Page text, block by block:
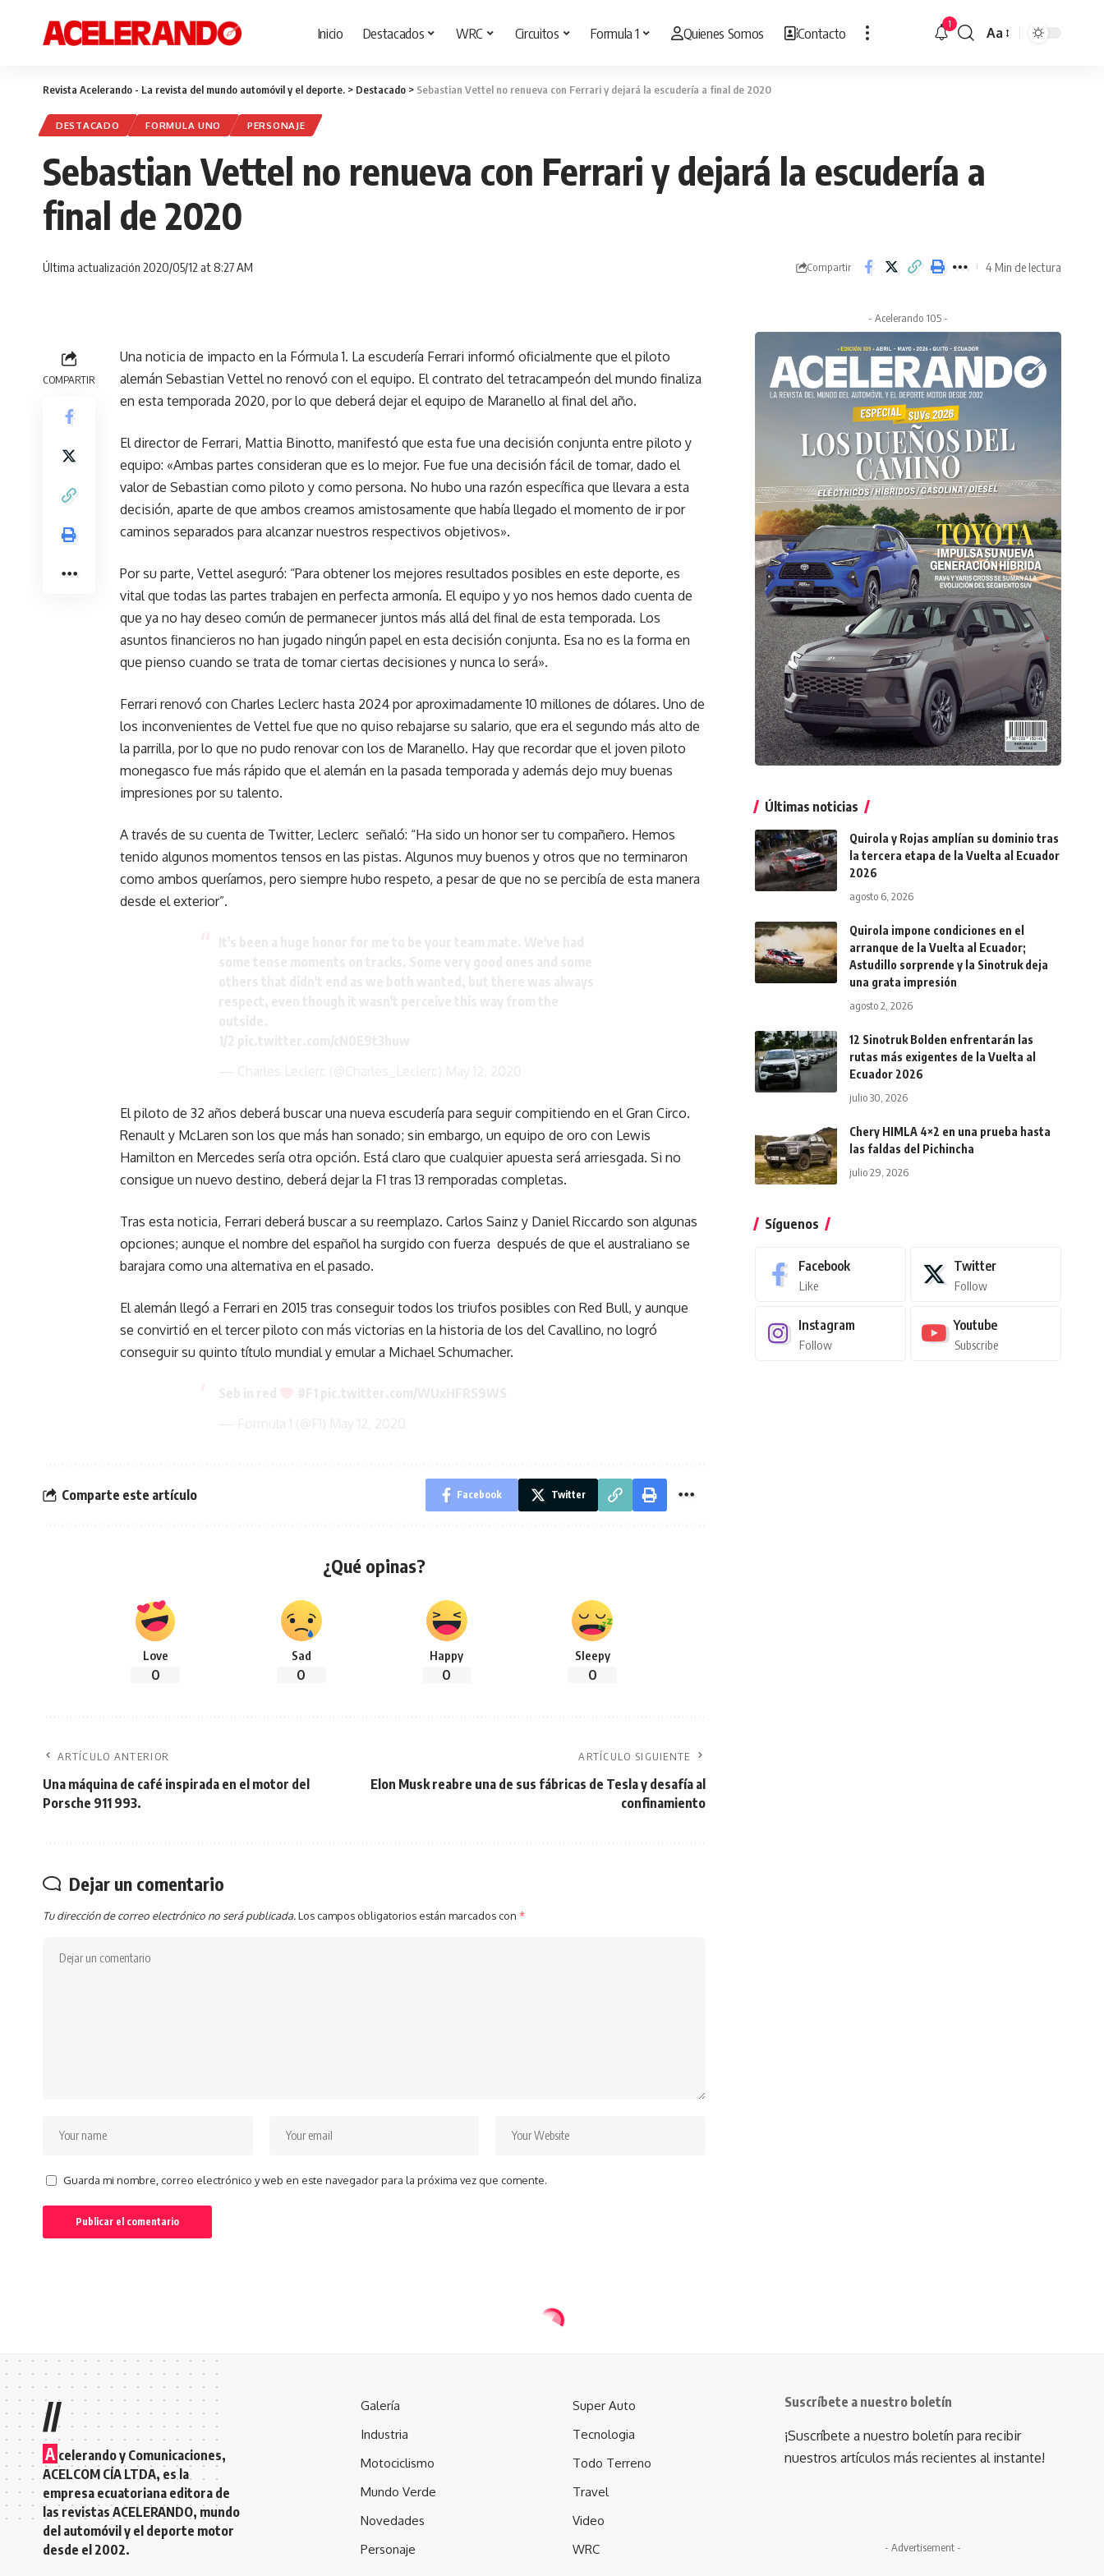
Inicio Destacados WRC Circuitos Formula 1 Quienes Somos Contacto 1
Cambiar
Aa
Revista Acelerando - La revista del mundo automóvil y el deporte. > Destacado > Sebastian Vettel no renueva con Ferrari y dejará la escudería a final de 2020
DESTACADO FORMULA UNO PERSONAJE
Sebastian Vettel no renueva con Ferrari y dejará la escudería a
final de 2020
Última actualización 2020/05/12 at 8:27 AM Compartir 4 Min de lectura
COMPARTIR
Una noticia de impacto en la Fórmula 1. La escudería Ferrari informó oficialmente que el piloto
alemán Sebastian Vettel no renovó con el equipo. El contrato del tetracampeón del mundo finaliza
en esta temporada 2020, por lo que deberá dejar el equipo de Maranello al final del año.
El director de Ferrari, Mattia Binotto, manifestó que esta fue una decisión conjunta entre piloto y
equipo: «Ambas partes consideran que es lo mejor. Fue fue una decisión fácil de tomar, dado el
valor de Sebastian como piloto y como persona. No hubo una razón específica que llevara a esta
decisión, aparte de que ambos creamos amistosamente que había llegado el momento de ir por
caminos separados para alcanzar nuestros respectivos objetivos».
Por su parte, Vettel aseguró: “Para obtener los mejores resultados posibles en este deporte, es
vital que todas las partes trabajen en perfecta armonía. El equipo y yo nos hemos dado cuenta de
que ya no hay deseo común de permanecer juntos más allá del final de esta temporada. Los
asuntos financieros no han jugado ningún papel en esta decisión conjunta. Esa no es la forma en
que pienso cuando se trata de tomar ciertas decisiones y nunca lo será».
Ferrari renovó con Charles Leclerc hasta 2024 por aproximadamente 10 millones de dólares. Uno de
los inconvenientes de Vettel fue que no quiso rebajarse su salario, que era el segundo más alto de
la parrilla, por lo que no pudo renovar con los de Maranello. Hay que recordar que el joven piloto
monegasco fue más rápido que el alemán en la pasada temporada y además dejo muy buenas
impresiones por su talento.
A través de su cuenta de Twitter, Leclerc señaló: “Ha sido un honor ser tu compañero. Hemos
tenido algunos momentos tensos en las pistas. Algunos muy buenos y otros que no terminaron
como ambos queríamos, pero siempre hubo respeto, a pesar de que no se percibía de esta manera
desde el exterior”.
El piloto de 32 años deberá buscar una nueva escudería para seguir compitiendo en el Gran Circo.
Renault y McLaren son los que más han sonado; sin embargo, un equipo de oro con Lewis
Hamilton en Mercedes sería otra opción. Está claro que cualquier apuesta será arriesgada. Si no
consigue un nuevo destino, deberá dejar la F1 tras 13 remporadas completas.
Tras esta noticia, Ferrari deberá buscar a su reemplazo. Carlos Sainz y Daniel Riccardo son algunas
opciones; aunque el nombre del español ha surgido con fuerza después de que el australiano se
barajara como una alternativa en el pasado.
El alemán llegó a Ferrari en 2015 tras conseguir todos los triufos posibles con Red Bull, y aunque
se convirtió en el tercer piloto con más victorias en la historia de los del Cavallino, no logró
conseguir su quinto título mundial y emular a Michael Schumacher.
Comparte este artículo Facebook Twitter
¿Qué opinas?
Love
0
Sad
0
Happy
0
Sleepy
0
ARTÍCULO ANTERIOR
Una máquina de café inspirada en el motor del
Porsche 911 993.
ARTÍCULO SIGUIENTE
Elon Musk reabre una de sus fábricas de Tesla y desafía al
confinamiento
Dejar un comentario
Tu dirección de correo electrónico no será publicada.Los campos obligatorios están marcados con *
Guarda mi nombre, correo electrónico y web en este navegador para la próxima vez que comente.
- Acelerando 105 -
Últimas noticias
Quirola y Rojas amplían su dominio tras
la tercera etapa de la Vuelta al Ecuador
2026
agosto 6, 2026
Quirola impone condiciones en el
arranque de la Vuelta al Ecuador;
Astudillo sorprende y la Sinotruk deja
una grata impresión
agosto 2, 2026
12 Sinotruk Bolden enfrentarán las
rutas más exigentes de la Vuelta al
Ecuador 2026
julio 30, 2026
Chery HIMLA 4×2 en una prueba hasta
las faldas del Pichincha
julio 29, 2026
Síguenos
Facebook
Like
Twitter
Follow
Instagram
Follow
Youtube
Subscribe
//
A celerando y Comunicaciones,
ACELCOM CÍA LTDA, es la
empresa ecuatoriana editora de
las revistas ACELERANDO, mundo
del automóvil y el deporte motor
desde el 2002.
Galería
Industria
Motociclismo
Mundo Verde
Novedades
Personaje
Super Auto
Tecnologia
Todo Terreno
Travel
Video
WRC
Suscríbete a nuestro boletín
¡Suscríbete a nuestro boletín para recibir
nuestros artículos más recientes al instante!
- Advertisement -